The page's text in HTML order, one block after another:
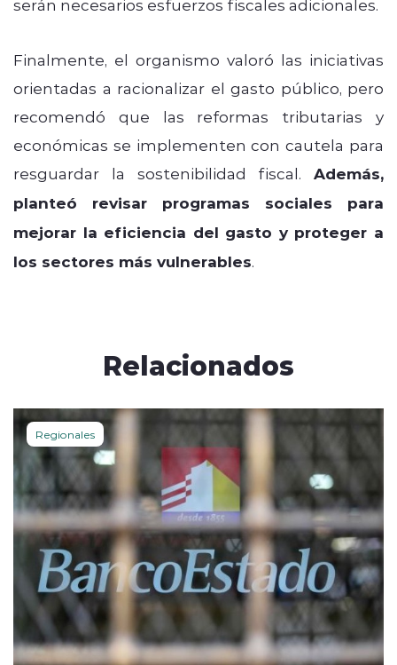
serán necesarios esfuerzos fiscales adicionales.
Finalmente, el organismo valoró las iniciativas
orientadas a racionalizar el gasto público, pero
recomendó que las reformas tributarias y
económicas se implementen con cautela para
resguardar la sostenibilidad fiscal. Además,
planteó revisar programas sociales para
mejorar la eficiencia del gasto y proteger a
los sectores más vulnerables.
Relacionados
Regionales